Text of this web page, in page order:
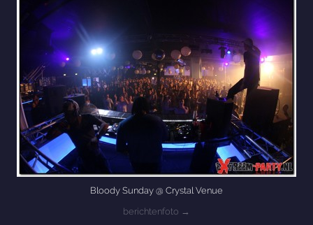
Bloody Sunday @ Crystal Venue
berichtenfoto →